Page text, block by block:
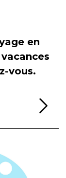
en
vous.